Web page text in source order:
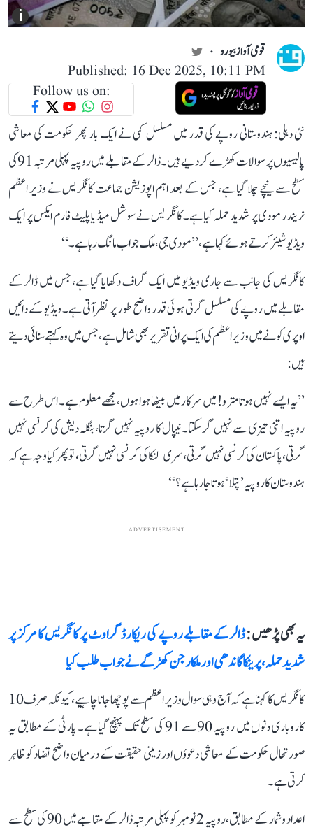
i
قومی آواز بیورو
Published: 16 Dec 2025, 10:11 PM
Follow us on:
نئی دہلی: ہندوستانی روپے کی قدر میں مسلسل کمی نے ایک بار پھر حکومت کی معاشی
پالیسیوں پر سوالات کھڑے کر دیے ہیں۔ ڈالر کے مقابلے میں روپیہ پہلی مرتبہ 91 کی
سطح سے نیچے چلا گیا ہے، جس کے بعد اہم اپوزیشن جماعت کانگریس نے وزیر اعظم
نریندر مودی پر شدید حملہ کیا ہے۔ کانگریس نے سوشل میڈیا پلیٹ فارم ایکس پر ایک
ویڈیو شیئر کرتے ہوئے کہا ہے، ’’مودی جی، ملک جواب مانگ رہا ہے۔‘‘
کانگریس کی جانب سے جاری ویڈیو میں ایک گراف دکھایا گیا ہے، جس میں ڈالر کے
مقابلے میں روپے کی مسلسل گرتی ہوئی قدر واضح طور پر نظر آتی ہے۔ ویڈیو کے دائیں
اوپری کونے میں وزیر اعظم کی ایک پرانی تقریر بھی شامل ہے، جس میں وہ کہتے سنائی دیتے
ہیں:
’’یہ ایسے نہیں ہوتا مترو! میں سرکار میں بیٹھا ہوا ہوں، مجھے معلوم ہے۔ اس طرح سے
روپیہ اتنی تیزی سے نہیں گر سکتا۔ نیپال کا روپیہ نہیں گرتا، بنگلہ دیش کی کرنسی نہیں
گرتی، پاکستان کی کرنسی نہیں گرتی، سری لنکا کی کرنسی نہیں گرتی، تو پھر کیا وجہ ہے کہ
ہندوستان کا روپیہ ’پتلا‘ ہوتا جا رہا ہے؟‘‘
ADVERTISEMENT
یہ بھی پڑھیں :ڈالر کے مقابلے روپے کی ریکارڈ گراوٹ پر کانگریس کا مرکز پر
شدید حملہ، پرینکا گاندھی اور ملکارجن کھڑگے نے جواب طلب کیا
کانگریس کا کہنا ہے کہ آج وہی سوال وزیر اعظم سے پوچھا جانا چاہیے، کیونکہ صرف 10
کاروباری دنوں میں روپیہ 90 سے 91 کی سطح تک پہنچ گیا ہے۔ پارٹی کے مطابق یہ
صورتحال حکومت کے معاشی دعوؤں اور زمینی حقیقت کے درمیان واضح تضاد کو ظاہر
کرتی ہے۔
اعداد و شمار کے مطابق، روپیہ 2 نومبر کو پہلی مرتبہ ڈالر کے مقابلے میں 90 کی سطح سے